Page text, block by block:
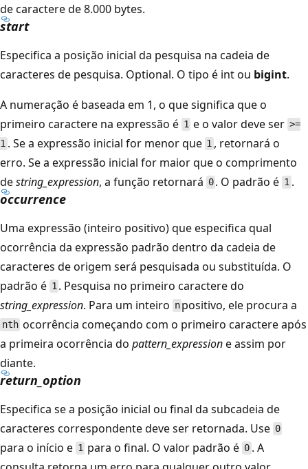
de caractere de 8.000 bytes.
start
Especifica a posição inicial da pesquisa na cadeia de
caracteres de pesquisa. Optional. O tipo é int ou bigint.
A numeração é baseada em 1, o que significa que o
primeiro caractere na expressão é 1 e o valor deve ser>=
1. Se a expressão inicial for menor que 1 , retornará o
erro. Se a expressão inicial for maior que o comprimento
destring_expression, a função retornará 0 . O padrão é 1.
occurrence
Uma expressão (inteiro positivo) que especifica qual
ocorrência da expressão padrão dentro da cadeia de
caracteres de origem será pesquisada ou substituída. O
padrão é 1 . Pesquisa no primeiro caractere do
string_expression. Para um inteiro n positivo, ele procura a
nth ocorrência começando com o primeiro caractere após
a primeira ocorrência do pattern_expressione assim por
diante.
return_option
Especifica se a posição inicial ou final da subcadeia de
caracteres correspondente deve ser retornada. Use 0
para o início e 1 para o final. O valor padrão é 0. A